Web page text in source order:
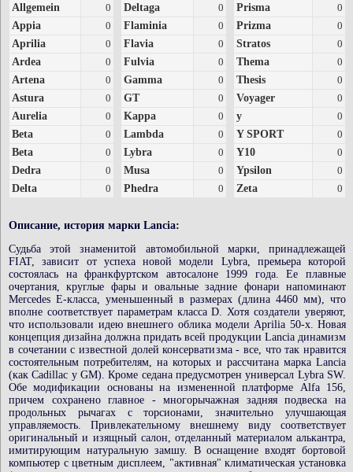
Allgemein
0
Appia
0
Aprilia
0
Ardea
0
Artena
0
Astura
0
Aurelia
0
Beta
0
Beta
0
Dedra
0
Delta
0
Deltaga
0
Flaminia
0
Flavia
0
Fulvia
0
Gamma
0
GT
0
Kappa
0
Lambda
0
Lybra
0
Musa
0
Phedra
0
Prisma
0
Prizma
0
Stratos
0
Thema
0
Thesis
0
Voyager
0
y
0
Y SPORT
0
Y10
0
Ypsilon
0
Zeta
0
Описание, история марки Lancia:
Судьба этой знаменитой автомобильной марки, принадлежащей
FIAT, зависит от успеха новой модели Lybra, премьера которой
состоялась на франкфуртском автосалоне 1999 года. Ее плавные
очертания, круглые фары и овальные задние фонари напоминают
Mercedes E-класса, уменьшенный в размерах (длина 4460 мм), что
вполне соответствует параметрам класса D. Хотя создатели уверяют,
что использовали идею внешнего облика модели Aprilia 50-х. Новая
концепция дизайна должна придать всей продукции Lancia динамизм
в сочетании с известной долей консерватизма - все, что так нравится
состоятельным потребителям, на которых и рассчитана марка Lancia
(как Cadillac у GM). Кроме седана предусмотрен универсал Lybra SW.
Обе модификации основаны на измененной платформе Alfa 156,
причем сохранено главное - многорычажная задняя подвеска на
продольных рычагах с торсионами, значительно улучшающая
управляемость. Привлекательному внешнему виду соответствует
оригинальный и изящный салон, отделанный материалом алькантра,
имитирующим натуральную замшу. В оснащение входят бортовой
компьютер с цветным дисплеем, "активная" климатическая установка